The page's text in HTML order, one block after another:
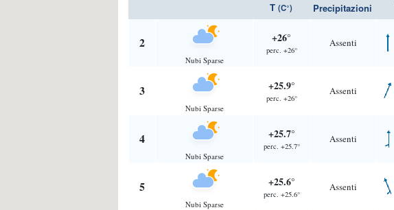
T (C°) Precipitazioni
2
Nubi Sparse
+26°
perc. +26°
Assenti
3
Nubi Sparse
+25.9°
perc. +26°
Assenti
4
Nubi Sparse
+25.7°
perc. +25.7°
Assenti
5
Nubi Sparse
+25.6°
perc. +25.6°
Assenti